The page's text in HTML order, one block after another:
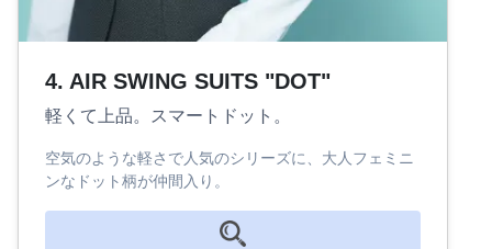
4. AIR SWING SUITS "DOT"
軽くて上品。スマートドット。
空気のような軽さで人気のシリーズに、大人フェミニ
ンなドット柄が仲間入り。